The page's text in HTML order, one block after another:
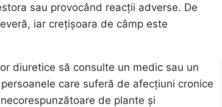
sau provocând reacții adverse. De
iar crețișoara de câmp este
diuretice să consulte un medic sau un
care suferă de afecțiuni cronice
de plante și